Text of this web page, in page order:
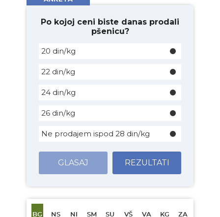
Po kojoj ceni biste danas prodali
pšenicu?
20 din/kg
22 din/kg
24 din/kg
26 din/kg
Ne prodajem ispod 28 din/kg
GLASAJ REZULTATI
BG NS NI SM SU VŠ VA KG ZA